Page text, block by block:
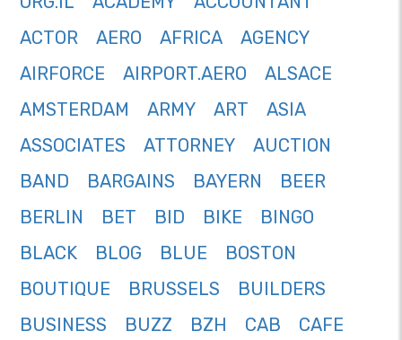
ACTOR
AERO AFRICA
AGENCY
AIRFORCE
AIRPORT.AERO
ALSACE
AMSTERDAM
ARMY ART
ASIA
ASSOCIATES
ATTORNEY
AUCTION
BAND
BARGAINS BAYERN
BEER
BERLIN
BET BID BIKE
BINGO
BLACK
BLOG BLUE
BOSTON
BOUTIQUE
BRUSSELS
BUILDERS
BUSINESS
BUZZ BZH CAB
CAFE